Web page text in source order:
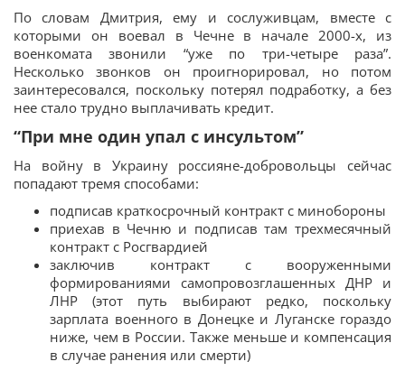
По словам Дмитрия, ему и сослуживцам, вместе с
которыми он воевал в Чечне в начале 2000-х, из
военкомата звонили “уже по три-четыре раза”.
Несколько звонков он проигнорировал, но потом
заинтересовался, поскольку потерял подработку, а без
нее стало трудно выплачивать кредит.
“При мне один упал с инсультом”
На войну в Украину россияне-добровольцы сейчас
попадают тремя способами:
подписав краткосрочный контракт с минобороны
приехав в Чечню и подписав там трехмесячный
контракт с Росгвардией
заключив контракт с вооруженными
формированиями самопровозглашенных ДНР и
ЛНР (этот путь выбирают редко, поскольку
зарплата военного в Донецке и Луганске гораздо
ниже, чем в России. Также меньше и компенсация
в случае ранения или смерти)